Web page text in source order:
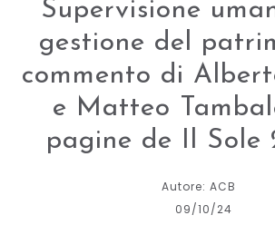
Supervisione
gestione del
commento di
e Matteo
pagine de Il Sole
Autore: ACB
09/10/24